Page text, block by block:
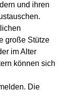
und ihren
große Stütze
im Alter
können sich
Die